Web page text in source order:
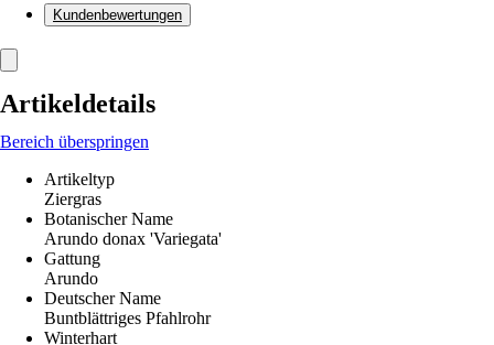
Kundenbewertungen
Artikeldetails
Bereich überspringen
Artikeltyp
Ziergras
Botanischer Name
Arundo donax 'Variegata'
Gattung
Arundo
Deutscher Name
Buntblättriges Pfahlrohr
Winterhart